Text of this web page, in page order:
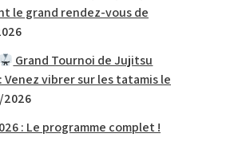
le grand rendez-vous de
Grand Tournoi de Jujitsu
Venez vibrer sur les tatamis le
2026
: Le programme complet !